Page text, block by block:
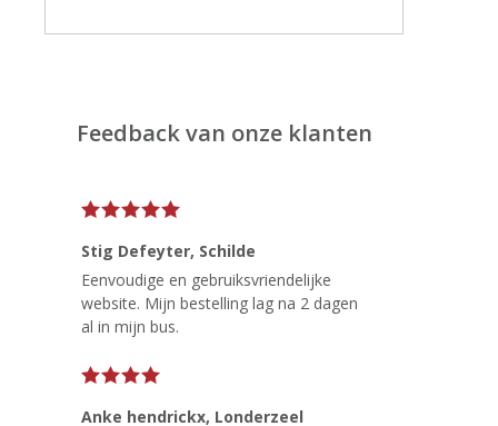
Feedback van onze klanten
Stig Defeyter, Schilde
Eenvoudige en gebruiksvriendelijke
website. Mijn bestelling lag na 2 dagen
al in mijn bus.
Anke hendrickx, Londerzeel